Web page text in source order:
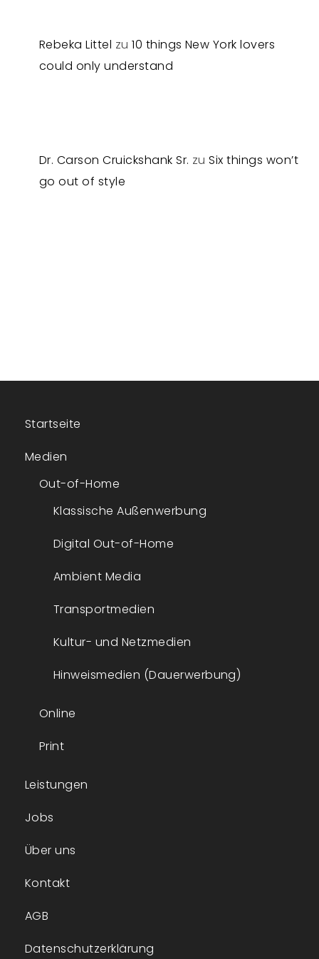
Rebeka Littel zu10 things New York lovers
could only understand
Dr. Carson Cruickshank Sr. zuSix things won’t
go out of style
Startseite
Medien
Out-of-Home
Klassische Außenwerbung
Digital Out-of-Home
Ambient Media
Transportmedien
Kultur- und Netzmedien
Hinweismedien (Dauerwerbung)
Online
Print
Leistungen
Jobs
Über uns
Kontakt
AGB
Datenschutzerklärung